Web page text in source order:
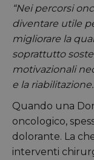
“Nei percorsi
diventare utile
migliorare la
soprattutto
motivazionali
e la
Quando una
oncologico,
dolorante. La
interventi